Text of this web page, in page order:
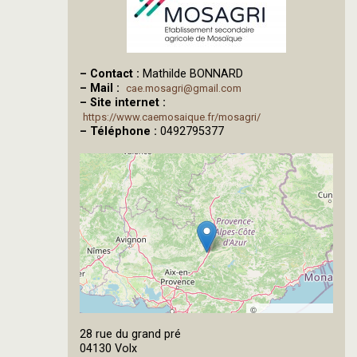
– Contact : Mathilde BONNARD
– Mail : cae.mosagri@gmail.com
– Site internet :
https://www.caemosaique.fr/mosagri/
– Téléphone : 0492795377
©
28 rue du grand pré
04130 Volx